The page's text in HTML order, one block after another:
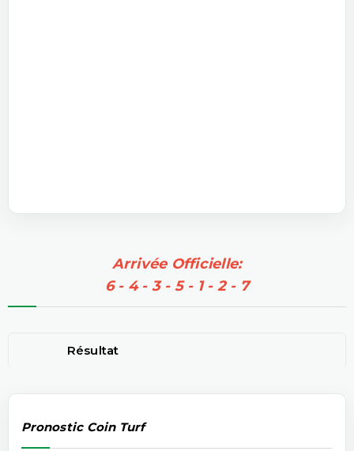
Arrivée Officielle:
6 - 4 - 3 - 5 - 1 - 2 - 7
Résultat
Pronostic Coin Turf